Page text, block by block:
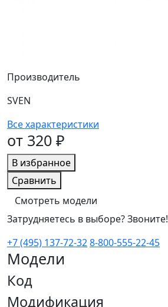
Производитель
SVEN
Все характеристики
от 320 ₽
В избранное
Сравнить
Смотреть модели
Затрудняетесь в выборе? Звоните!
+7 (495) 137-72-328-800-555-22-45
Модели
Код
Модификация